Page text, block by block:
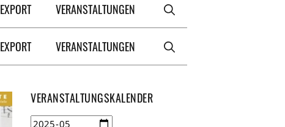
VERANSTALTUNGEN
VERANSTALTUNGEN
VERANSTALTUNGSKALENDER